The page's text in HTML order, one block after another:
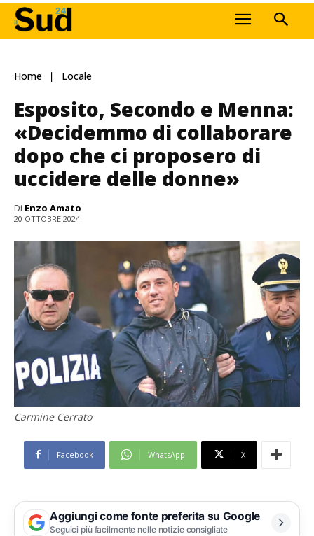
Home Locale
Esposito, Secondo e Menna:
«Decidemmo di collaborare
dopo che ci proposero di
uccidere delle donne»
Di Enzo Amato
20 OTTOBRE 2024
Carmine Cerrato
Facebook WhatsApp X
Aggiungi come fonte preferita su Google
Seguici più facilmente nelle notizie consigliate